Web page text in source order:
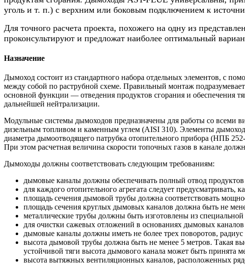
уголь и т. п.) с верхним или боковым подключением к
Для точного расчета проекта, похожего на одну из
проконсультируют и предложат наиболее оптимальный
Назначение
Дымоход состоит из стандартного набора отдельных элементов, с
между собой по раструбной схеме. Правильный монтаж
основной функции — отведения продуктов сгорания и обеспечения
дальнейшей нейтрализации.
Модульные системы дымоходов предназначены для работы со
дизельным топливом и каменным углем (AISI 310). Элементы
диаметра дымоотводящего патрубка отопительного прибора (НПБ
При этом расчетная величина скорости топочных газов в канале
Дымоходы должны соответствовать следующим требованиям:
дымовые каналы должны обеспечивать полный отвод продуктов
для каждого отопительного агрегата следует
площадь сечения дымовой трубы должна соответствовать
площадь сечения круглых дымовых каналов должна быть не
металлические трубы должны быть изготовлены из
для очистки сажевых отложений в основаниях дымовых
дымовые каналы должны иметь не более трех поворотов,
высота дымовой трубы должна быть не менее 5 метров. Такая
устойчивой тяги высота дымового канала может быть принята
высота вытяжных вентиляционных каналов, расположенных